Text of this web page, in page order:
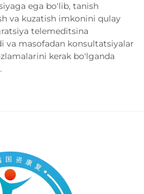
ega bo'lib, tanish
va kuzatish imkonini qulay
telemeditsina
va masofadan konsultatsiyalar
kerak bo'lganda